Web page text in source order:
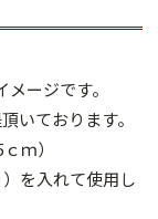
ージです。
いております。
ｍ）
）を入れて使用し